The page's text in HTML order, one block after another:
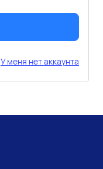
У меня нет аккаунта